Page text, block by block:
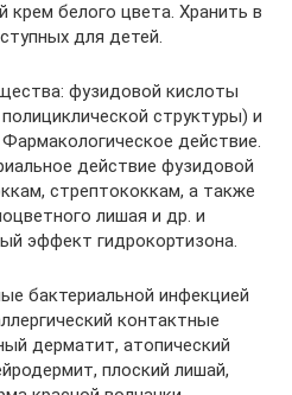
крем белого цвета. Хранить в
для детей.
фузидовой кислоты
структуры) и
действие.
действие фузидовой
стрептококкам, а также
лишая и др. и
эффект гидрокортизона.
бактериальной инфекцией
контактные
дерматит, атопический
плоский лишай,